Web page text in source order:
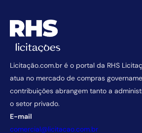
Licitação.com.br é o portal da RHS
atua no mercado de compras
contribuições abrangem tanto a
o setor privado.
E-mail
comercial@licitacao.com.br